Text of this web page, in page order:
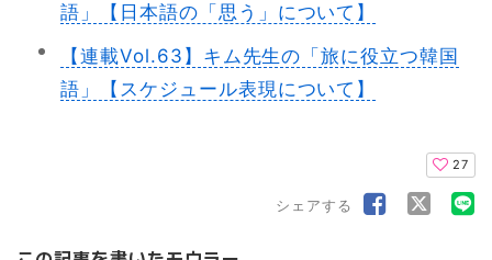
語」【日本語の「思う」について】
【連載Vol.63】キム先生の「旅に役立つ韓国
語」【スケジュール表現について】
27
シェアする